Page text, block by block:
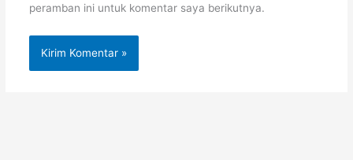
peramban ini untuk komentar saya berikutnya.